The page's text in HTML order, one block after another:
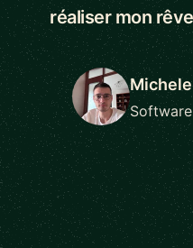
réaliser mon